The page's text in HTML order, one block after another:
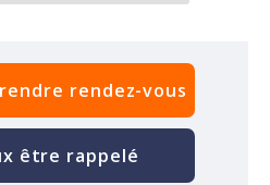
rendez-vous
être rappelé